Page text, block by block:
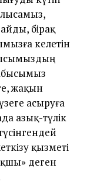
бірақ
келетін
жақын
асыруға
азық-түлік
қызметі
деген